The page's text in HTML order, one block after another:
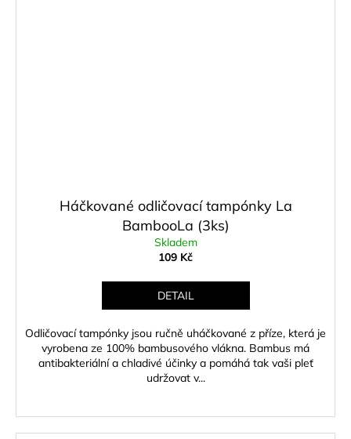
Háčkované odličovací tampónky La
BambooLa (3ks)
Skladem
109 Kč
DETAIL
Odličovací tampónky jsou ručně uháčkované z příze, která je
vyrobena ze 100% bambusového vlákna. Bambus má
antibakteriální a chladivé účinky a pomáhá tak vaši pleť
udržovat v...